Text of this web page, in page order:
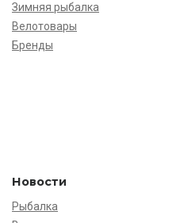
Зимняя рыбалка
Велотовары
Бренды
Новости
Рыбалка